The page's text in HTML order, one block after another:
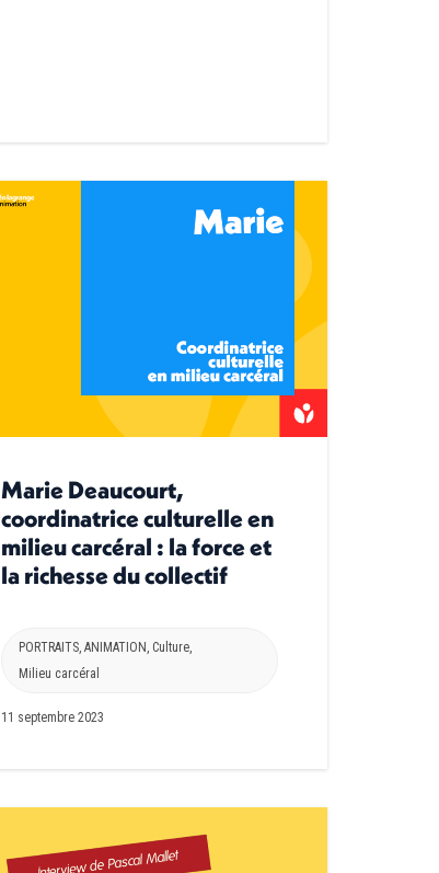
Marie Deaucourt,
coordinatrice culturelle en
milieu carcéral : la force et
la richesse du collectif
PORTRAITS, ANIMATION Culture,
Milieu carcéral
11 septembre 2023